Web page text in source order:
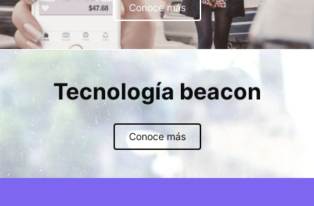
Conoce más
Tecnología beacon
Conoce más